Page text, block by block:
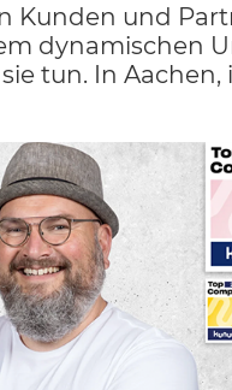
Kunden und
dynamischen
tun. In Aachen,